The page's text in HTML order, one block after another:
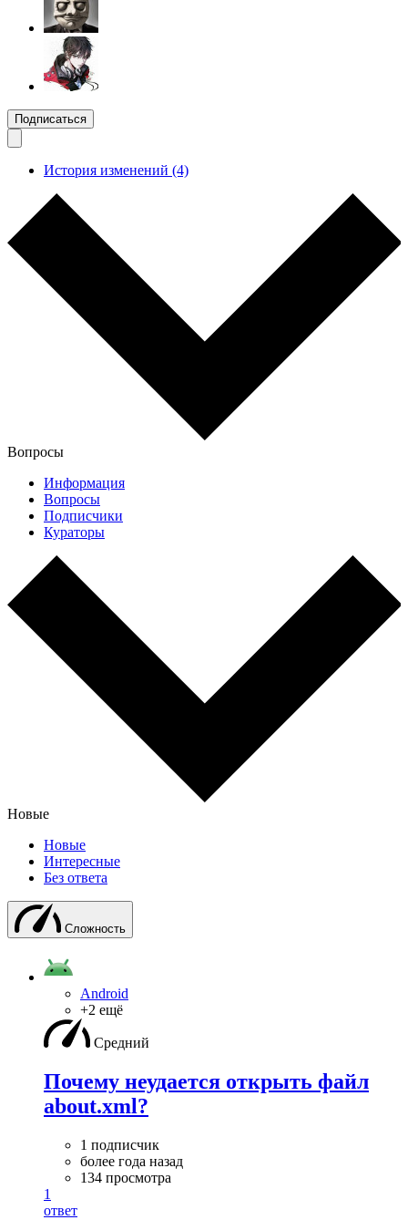
Подписаться
История изменений (4)
Вопросы
Информация
Вопросы
Подписчики
Кураторы
Новые
Новые
Интересные
Без ответа
Сложность
Android
+2 ещё
Средний
Почему неудается открыть файл
about.xml?
1 подписчик
более года назад
134 просмотра
1
ответ